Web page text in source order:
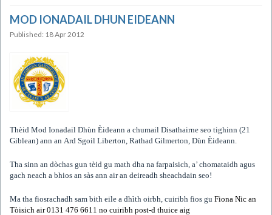
MOD IONADAIL DHUN EIDEANN
Published: 18 Apr 2012
Thèid Mod Ionadail Dhùn Èideann a chumail Disathairne seo tighinn (21
Giblean) ann an Ard Sgoil Liberton, Rathad Gilmerton, Dùn Èideann.
Tha sinn an dòchas gun tèid gu math dha na farpaisich, a’ chomataidh agus
gach neach a bhios an sàs ann air an deireadh sheachdain seo!
Ma tha fiosrachadh sam bith eile a dhìth oirbh, cuiribh fios gu Fiona Nic an
Tòisich air 0131 476 6611 no cuiribh post-d thuice aig